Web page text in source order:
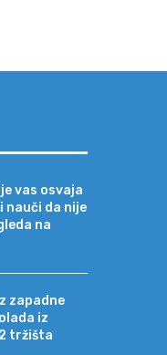
vas osvaja
nauči da nije
na
zapadne
iz
tržišta